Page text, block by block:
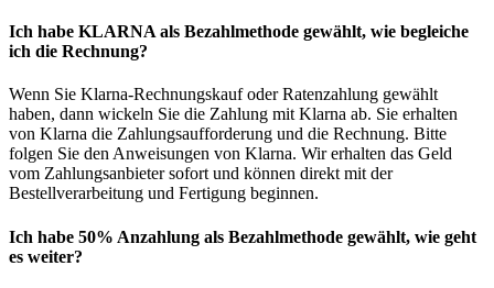
Ich habe KLARNA als Bezahlmethode gewählt, wie begleiche
ich die Rechnung?
Wenn Sie Klarna-Rechnungskauf oder Ratenzahlung gewählt
haben, dann wickeln Sie die Zahlung mit Klarna ab. Sie erhalten
von Klarna die Zahlungsaufforderung und die Rechnung. Bitte
folgen Sie den Anweisungen von Klarna. Wir erhalten das Geld
vom Zahlungsanbieter sofort und können direkt mit der
Bestellverarbeitung und Fertigung beginnen.
Ich habe 50% Anzahlung als Bezahlmethode gewählt, wie geht
es weiter?